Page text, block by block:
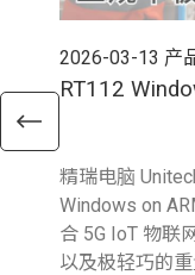
2026-03-13 产
RT112
精瑞电脑
Windows on
合 5G IoT 物联
以及极轻巧的